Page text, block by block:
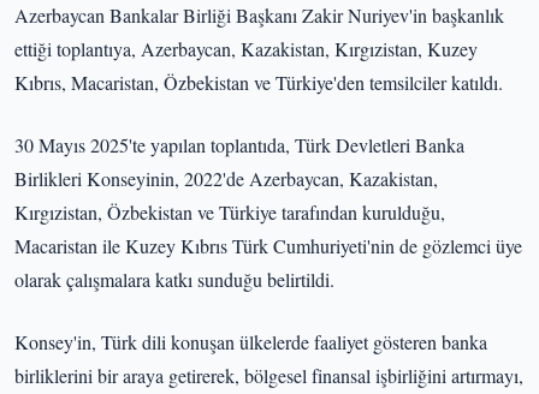
Azerbaycan Bankalar Birliği Başkanı Zakir Nuriyev'in başkanlık
ettiği toplantıya, Azerbaycan, Kazakistan, Kırgızistan, Kuzey
Kıbrıs, Macaristan, Özbekistan ve Türkiye'den temsilciler katıldı.
30 Mayıs 2025'te yapılan toplantıda, Türk Devletleri Banka
Birlikleri Konseyinin, 2022'de Azerbaycan, Kazakistan,
Kırgızistan, Özbekistan ve Türkiye tarafından kurulduğu,
Macaristan ile Kuzey Kıbrıs Türk Cumhuriyeti'nin de gözlemci üye
olarak çalışmalara katkı sunduğu belirtildi.
Konsey'in, Türk dili konuşan ülkelerde faaliyet gösteren banka
birliklerini bir araya getirerek, bölgesel finansal işbirliğini artırmayı,